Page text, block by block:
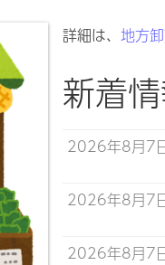
詳細は、 地方
新着
2026年8月7
2026年8月7
2026年8月7